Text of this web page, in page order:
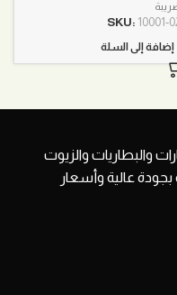
هو:
SKU: 10001-
إضافة إلى السلة
والبطاريات والزيوت
بجودة عالية وأسعار